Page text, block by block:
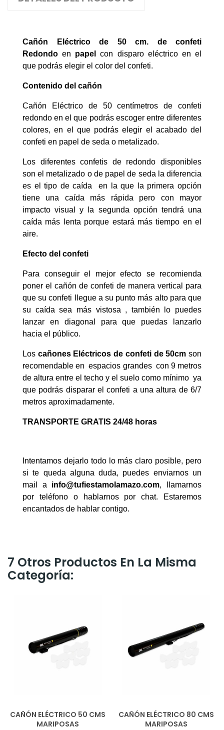
Cañón Eléctrico de 50 cm. de confeti
Redondoen papelcon disparo eléctrico en el
que podrás elegir el color del confeti.
Contenido del cañón
Cañón Eléctrico de 50 centímetros de confeti
redondo en el que podrás escoger entre diferentes
colores, en el que podrás elegir el acabado del
confeti en papel de seda o metalizado.
Los diferentes confetis de redondo disponibles
son el metalizado o de papel de seda la diferencia
es el tipo de caída en la que la primera opción
tiene una caída más rápida pero con mayor
impacto visual y la segunda opción tendrá una
caída más lenta porque estará más tiempo en el
aire.
Efecto del confeti
Para conseguir el mejor efecto se recomienda
poner el cañón de confeti de manera vertical para
que su confeti llegue a su punto más alto para que
su caída sea más vistosa , también lo puedes
lanzar en diagonal para que puedas lanzarlo
hacia el público.
Los cañones Eléctricos de confeti de 50cm son
recomendable en espacios grandes con 9 metros
de altura entre el techo y el suelo como mínimo ya
que podrás disparar el confeti a una altura de 6/7
metros aproximadamente.
TRANSPORTE GRATIS 24/48 horas
Intentamos dejarlo todo lo más claro posible, pero
si te queda alguna duda, puedes enviarnos un
mail a info@tufiestamolamazo.com, llamarnos
por teléfono o hablarnos por chat. Estaremos
encantados de hablar contigo.
7 Otros Productos En La Misma
Categoría:
CAÑÓN ELÉCTRICO 50 CMS
MARIPOSAS
CAÑÓN ELÉCTRICO 80 CMS
MARIPOSAS